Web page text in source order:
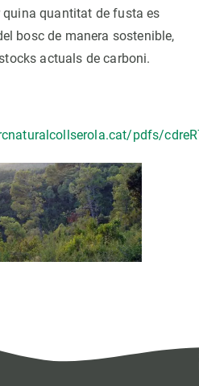
quantitat de fusta es
bosc de manera sostenible,
actuals de carboni.
pdfs/